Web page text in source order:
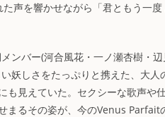
声を響かせながら「君ともう一
ンバー(河合風花・一ノ瀬杏樹・
妖しさをたっぷりと携えた、大人
も見えていた。セクシーな歌声や
まるその姿が、今のVenus